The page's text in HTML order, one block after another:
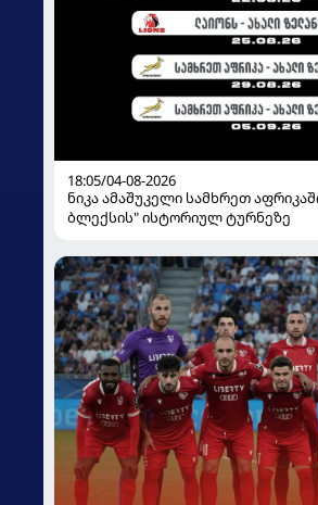
18:05/04-08-2026
ნიკა ამაშუკელი სამხრეთ
ბლექსის" ისტორიულ ტურნეზე